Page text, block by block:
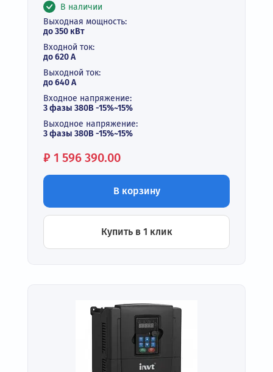
В наличии
Выходная мощность:
до 350 кВт
Входной ток:
до 620 А
Выходной ток:
до 640 А
Входное напряжение:
3 фазы 380В -15%~15%
Выходное напряжение:
3 фазы 380В -15%~15%
Цена:
₽ 1 596 390.00
В корзину
Купить в 1 клик